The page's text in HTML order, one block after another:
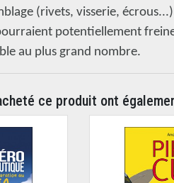
(rivets, visserie,
potentiellement
au plus grand nombre.
ce produit ont